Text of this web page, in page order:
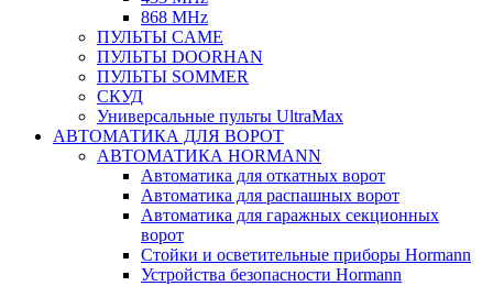
868 MHz
ПУЛЬТЫ CAME
ПУЛЬТЫ DOORHAN
ПУЛЬТЫ SOMMER
СКУД
Универсальные пульты UltraMax
АВТОМАТИКА ДЛЯ ВОРОТ
АВТОМАТИКА HORMANN
Автоматика для откатных ворот
Автоматика для распашных ворот
Автоматика для гаражных секционных
ворот
Стойки и осветительные приборы Hormann
Устройства безопасности Hormann